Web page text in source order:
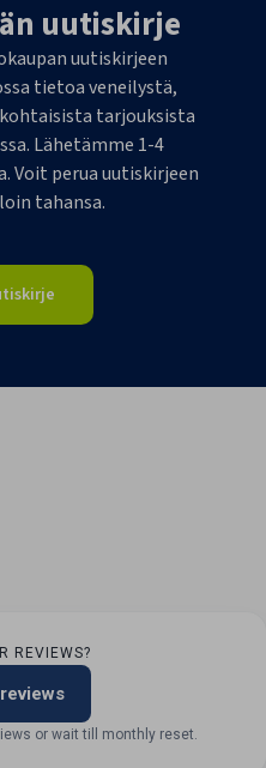
uutiskirje
uutiskirjeen
tietoa veneilystä,
tarjouksista
Lähetämme 1-4
Voit perua uutiskirjeen
tahansa.
REVIEWS?
or wait till monthly reset.